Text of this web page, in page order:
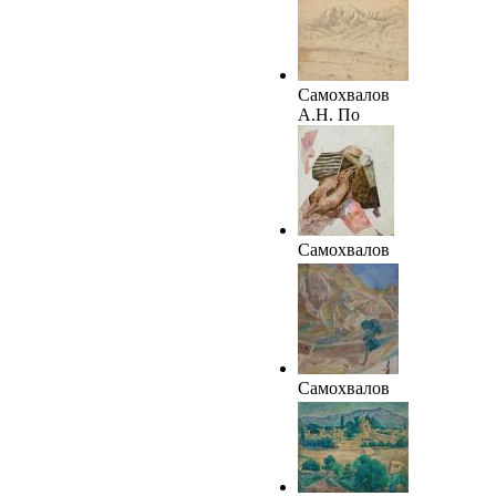
1921. ТОКГ.
Самохвалов
А.Н. По
дороге из
Самарканда.
1921. ТОКГ
Самохвалов
А.Н.
Верблюд.
1921.
КОМИИ
Самохвалов
А.Н. В скалах.
1921. ОМИИ
им.
М.А.Врубеля